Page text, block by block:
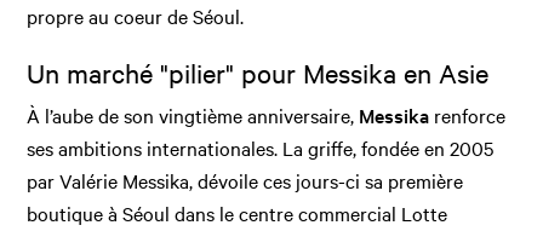
propre au coeur de Séoul.
Un marché "pilier" pour Messika en Asie
À l’aube de son vingtième anniversaire, Messika renforce
ses ambitions internationales. La griffe, fondée en 2005
par Valérie Messika, dévoile ces jours-ci sa première
boutique à Séoul dans le centre commercial Lotte